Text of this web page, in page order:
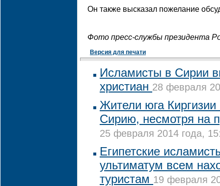
Он также высказал пожелание
Фото пресс-службы президента
Версия для печати
Исламисты в Сирии
христиан 28 февраля
Жители юга Киргизии
Сирию, несмотря на
25 февраля 2014 года,
Египетские
ультиматум всем
туристам 19 февраля